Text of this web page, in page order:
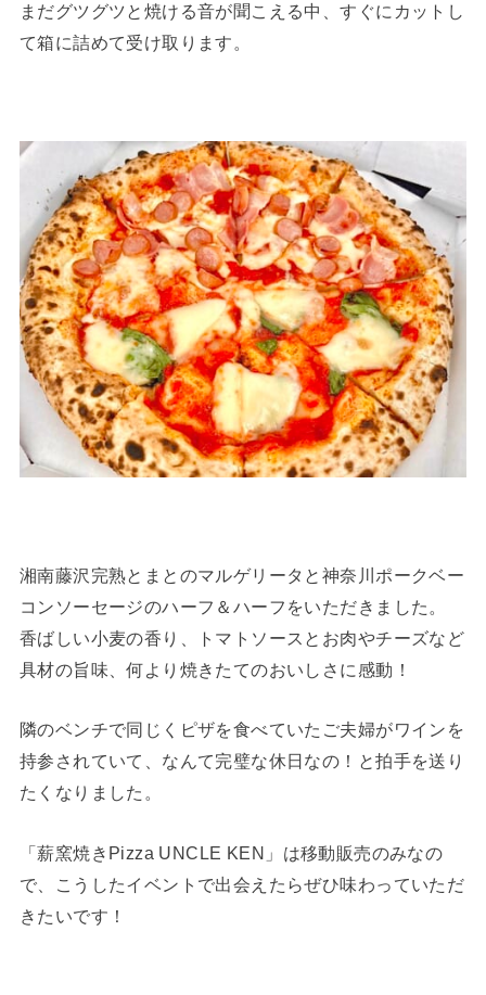
まだグツグツと焼ける音が聞こえる中、すぐにカットし
て箱に詰めて受け取ります。
湘南藤沢完熟とまとのマルゲリータと神奈川ポークベー
コンソーセージのハーフ＆ハーフをいただきました。
香ばしい小麦の香り、トマトソースとお肉やチーズなど
具材の旨味、何より焼きたてのおいしさに感動！
隣のベンチで同じくピザを食べていたご夫婦がワインを
持参されていて、なんて完璧な休日なの！と拍手を送り
たくなりました。
「薪窯焼きPizza UNCLE KEN」は移動販売のみなの
で、こうしたイベントで出会えたらぜひ味わっていただ
きたいです！